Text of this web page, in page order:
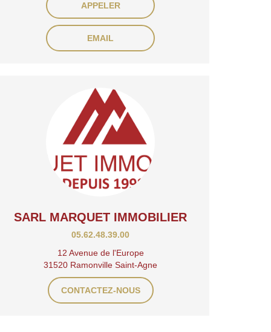
APPELER
EMAIL
SARL MARQUET IMMOBILIER
05.62.48.39.00
12 Avenue de l'Europe
31520 Ramonville Saint-Agne
CONTACTEZ-NOUS